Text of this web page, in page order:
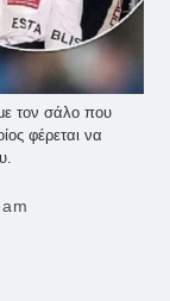
τον σάλο που
φέρεται να